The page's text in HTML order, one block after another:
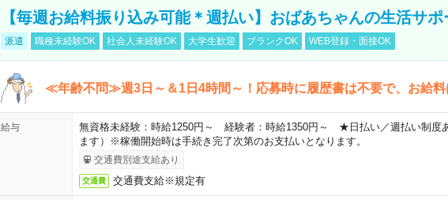
【毎週お給料振り込み可能＊週払い】おばあちゃんの生活サポ
派遣 職種未経験OK 社会人未経験OK 大学生歓迎 ブランクOK WEB登録・面接OK
≪年齢不問≫週3日～＆1日4時間～！応募時に履歴書は不要で、お給料
給与
無資格未経験：時給1250円～ 経験者：時給1350円～ ★日払い／週払い制度
ます）※稼働開始時は手続き完了次第のお支払いとなります。
交通費別途支給あり
交通費 交通費支給※規定有